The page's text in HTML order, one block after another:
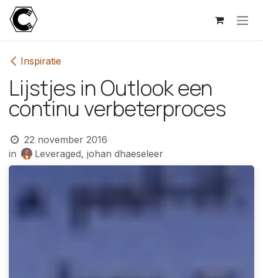
Overslaan naar inhoud
Inspiratie
Lijstjes in Outlook een
continu verbeterproces
22 november 2016
in
Leveraged, johan dhaeseleer